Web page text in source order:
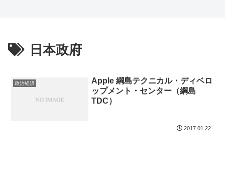
日本政府
政治経済
Apple 綱島テクニカル・ディベロ
ップメント・センター（綱島
TDC）
2017.01.22